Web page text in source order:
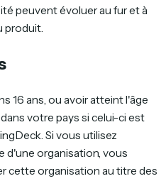
peuvent évoluer au fur et à
produit.
16 ans, ou avoir atteint l'âge
votre pays si celui-ci est
Si vous utilisez
d'une organisation, vous
cette organisation au titre des